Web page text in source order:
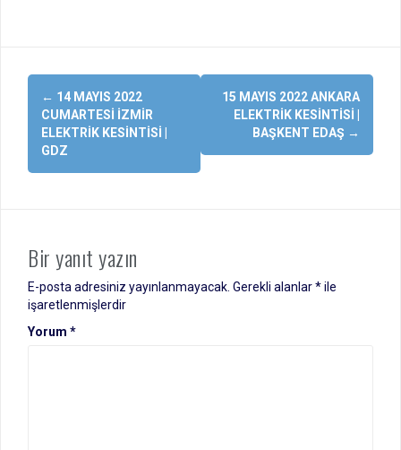
Yazı
dolaşımı
← 14 MAYIS 2022
CUMARTESI İZMIR
ELEKTRIK KESINTISI |
GDZ
15 MAYIS 2022 ANKARA
ELEKTRIK KESINTISI |
BAŞKENT EDAŞ →
Bir yanıt yazın
E-posta adresiniz yayınlanmayacak. Gerekli alanlar*ile
işaretlenmişlerdir
Yorum *